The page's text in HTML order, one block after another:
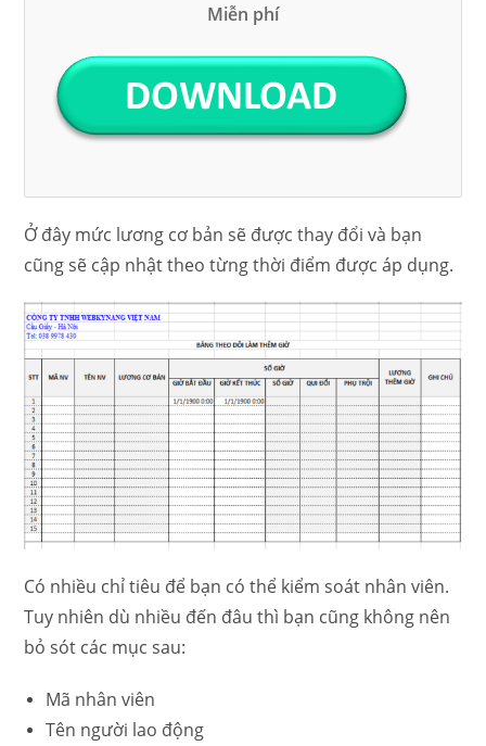
Miễn phí
Ở đây mức lương cơ bản sẽ được thay đổi và bạn
cũng sẽ cập nhật theo từng thời điểm được áp dụng.
Có nhiều chỉ tiêu để bạn có thể kiểm soát nhân viên.
Tuy nhiên dù nhiều đến đâu thì bạn cũng không nên
bỏ sót các mục sau:
Mã nhân viên
Tên người lao động